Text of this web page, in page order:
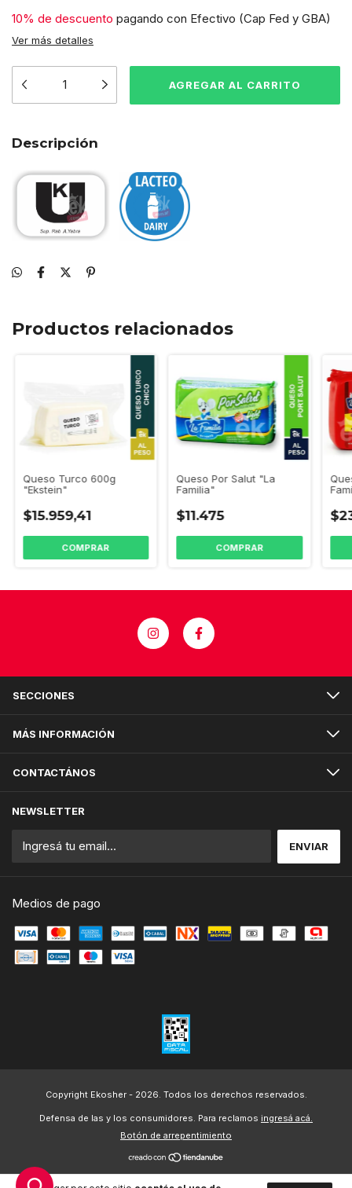
10% de descuento pagando con Efectivo (Cap Fed y GBA)
Ver más detalles
Descripción
Productos relacionados
Queso Turco 600g
"Ekstein"
$15.959,41
Queso Por Salut "La
Familia"
$11.475
SECCIONES
MÁS INFORMACIÓN
CONTACTÁNOS
NEWSLETTER
Medios de pago
Copyright Ekosher - 2026. Todos los derechos reservados.
Defensa de las y los consumidores. Para reclamos ingresá acá.
Botón de arrepentimiento